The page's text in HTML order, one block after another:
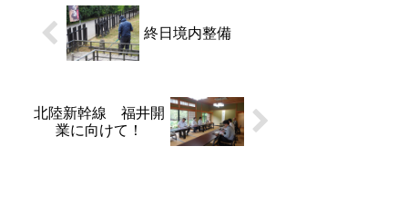
は、境内を彩る驚きのパフ
ォ...
終日境内整備
北陸新幹線 福井開
業に向けて！